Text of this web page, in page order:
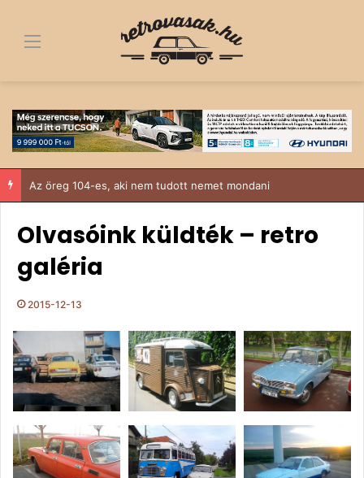
Menü
Olvasóink küldték – retro
galéria
2015-12-13